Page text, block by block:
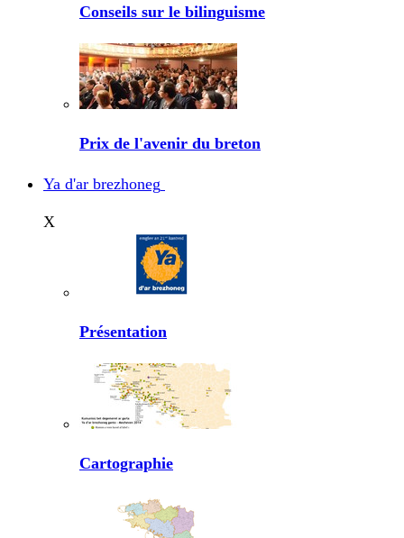
Conseils sur le bilinguisme
Prix de l'avenir du breton
Ya d'ar brezhoneg
X
Présentation
Cartographie